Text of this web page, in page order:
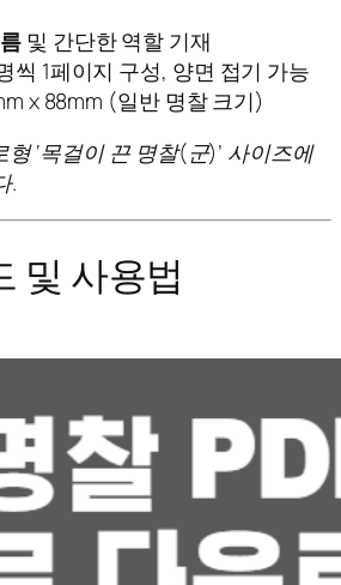
및 간단한 역할 기재
씩 1페이지 구성, 양면 접기 가능
x 88mm (일반 명찰 크기)
‘목걸이 끈 명찰(군)’ 사이즈에
.
및 사용법